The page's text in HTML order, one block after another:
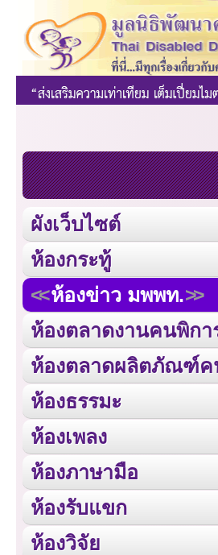
ผังเว็บไซต์
ห้องกระทู้
ห้องข่าว มพพท.
ห้องตลาดงานคนพิกา
ห้องตลาดผลิตภัณฑ์ค
ห้องธรรมะ
ห้องเพลง
ห้องภาษามือ
ห้องรับแขก
ห้องวิจัย